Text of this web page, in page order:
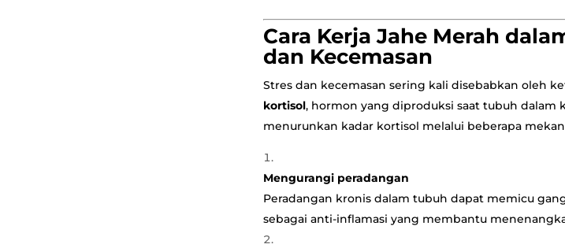
Cara Kerja Jahe Merah
dan Kecemasan
Stres dan kecemasan sering kali disebabkan oleh
kortisol, hormon yang diproduksi saat tubuh
menurunkan kadar kortisol melalui beberapa
Mengurangi peradangan
Peradangan kronis dalam tubuh dapat memicu
sebagai anti-inflamasi yang membantu